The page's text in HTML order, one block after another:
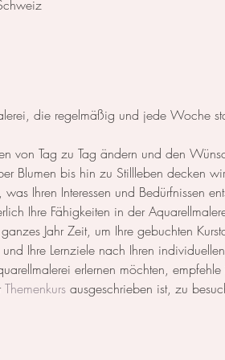
die regelmäßig und jede Woche
von Tag zu Tag ändern und den
Blumen bis hin zu Stillleben decken
Ihren Interessen und Bedürfnissen
Ihre Fähigkeiten in der
Jahr Zeit, um Ihre gebuchten
Ihre Lernziele nach Ihren
erlernen möchten,
Themenkurs ausgeschrieben ist, zu